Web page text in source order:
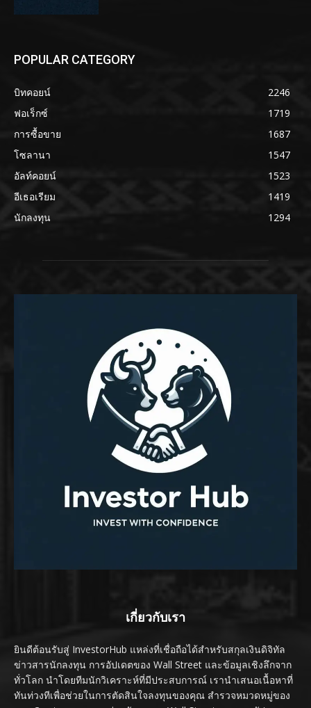
POPULAR CATEGORY
บิทคอยน์
2246
ฟอเร็กซ์
1719
การซื้อขาย
1687
โซลานา
1547
อัลท์คอยน์
1523
อีเธอเรียม
1419
นักลงทุน
1294
เกี่ยวกับเรา
ยินดีต้อนรับสู่ InvestorHub แหล่งที่เชื่อถือได้สำหรับสกุลเงินดิจิทัล
ข่าวสารนักลงทุน การอัปเดตของ Wall Street และข้อมูลเชิงลึกจาก
ทั่วโลก นำโดยทีมนักวิเคราะห์ที่มีประสบการณ์ เรานำเสนอเนื้อหาที่
ทันท่วงทีเพื่อช่วยในการตัดสินใจลงทุนของคุณ สำรวจหมวดหมู่ของ